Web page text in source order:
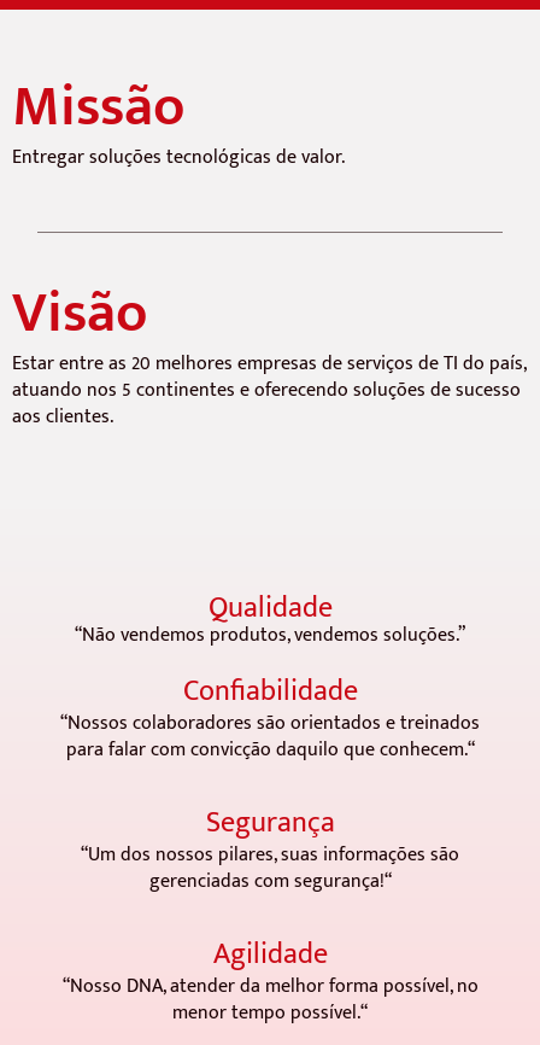
Missão
Entregar soluções tecnológicas de valor.
Visão
Estar entre as 20 melhores empresas de serviços de TI do país,
atuando nos 5 continentes e oferecendo soluções de sucesso
aos clientes.
Qualidade
“Não vendemos produtos, vendemos soluções.”
Confiabilidade
“Nossos colaboradores são orientados e treinados
para falar com convicção daquilo que conhecem.“
Segurança
“Um dos nossos pilares, suas informações são
gerenciadas com segurança!“
Agilidade
“Nosso DNA, atender da melhor forma possível, no
menor tempo possível.“